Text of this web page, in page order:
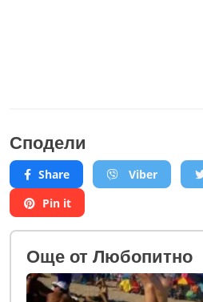
Сподели
Share Viber
Pin it
Oще от Любопитно